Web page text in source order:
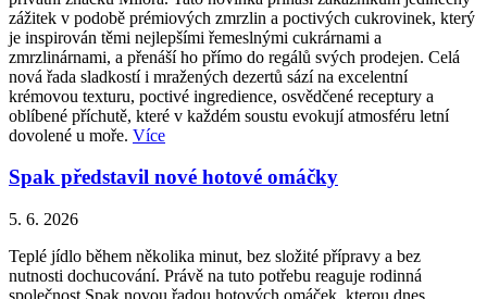
zážitek v podobě prémiových zmrzlin a poctivých cukrovinek, který
je inspirován těmi nejlepšími řemeslnými cukrárnami a
zmrzlinárnami, a přenáší ho přímo do regálů svých prodejen. Celá
nová řada sladkostí i mražených dezertů sází na excelentní
krémovou texturu, poctivé ingredience, osvědčené receptury a
oblíbené příchutě, které v každém soustu evokují atmosféru letní
dovolené u moře. Více
Spak představil nové hotové omáčky
5. 6. 2026
Teplé jídlo během několika minut, bez složité přípravy a bez
nutnosti dochucování. Právě na tuto potřebu reaguje rodinná
společnost Spak novou řadou hotových omáček, kterou dnes